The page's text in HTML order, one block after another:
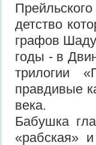
детство
графов
годы - в
трилогии
правдивые
века.
Бабушка
«рабская»